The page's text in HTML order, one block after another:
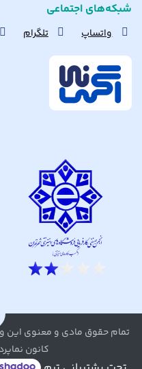
شبکه‌های اجتماعی
واتساپ تلگرام
تمام حقوق مادی و معنوی این
کانون